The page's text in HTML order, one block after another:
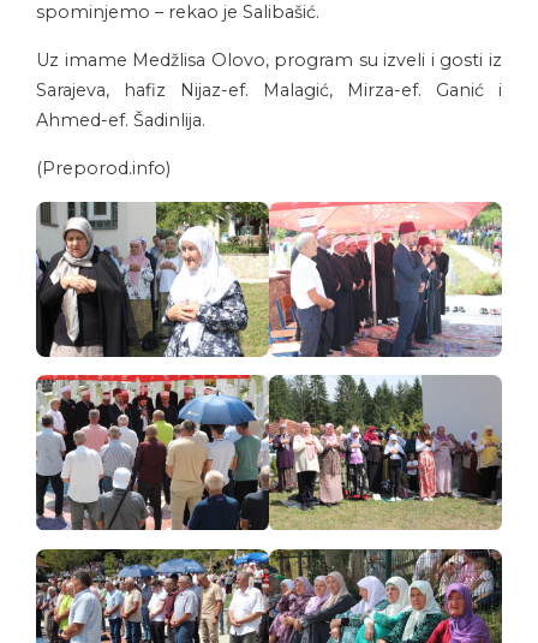
spominjemo – rekao je Salibašić.
Uz imame Medžlisa Olovo, program su izveli i gosti iz
Sarajeva, hafiz Nijaz-ef. Malagić, Mirza-ef. Ganić i
Ahmed-ef. Šadinlija.
(Preporod.info)